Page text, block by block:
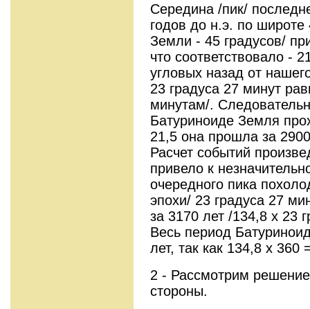
Середина /пик/
годов до н.э. по широте
Земли - 45 градусов/
что соответствовало -
угловых назад от
23 градуса 27 минут
минутам/.
Батуриноиде Земля
21,5 она прошла за
Расчет событий
привело к
очередного пика
эпохи/ 23 градуса 27
за 3170 лет /134,8 х 23
Весь период
лет, так как 134,8 х 360
2 - Рассмотрим
стороны.